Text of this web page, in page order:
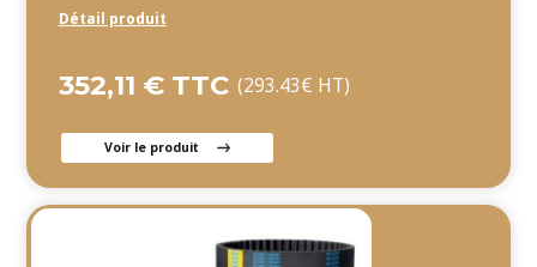
Détail produit
352,11 € TTC (293.43€ HT)
Voir le produit